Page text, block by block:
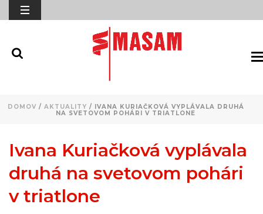
DOMOV/ AKTUALITY / IVANA KURIAČKOVÁ VYPLÁVALA DRUHÁ
NA SVETOVOM POHÁRI V TRIATLONE
Ivana Kuriačková vyplávala
druhá na svetovom pohári
v triatlone